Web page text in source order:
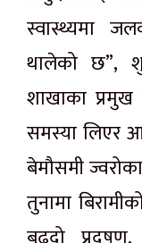
स्वास्थ्यमा
थालेको छ”,
शाखाका प्रमुख
समस्या लिएर
बेमौसमी
तुनामा